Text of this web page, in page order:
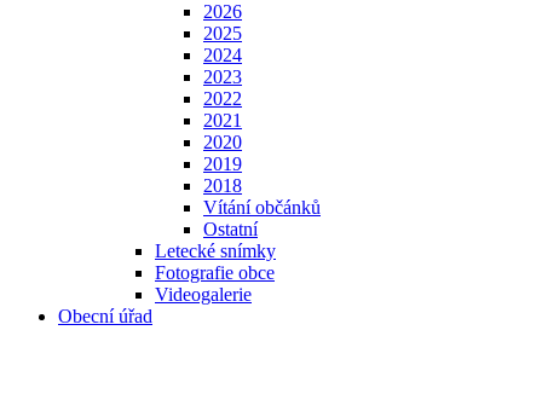
2026
2025
2024
2023
2022
2021
2020
2019
2018
Vítání občánků
Ostatní
Letecké snímky
Fotografie obce
Videogalerie
Obecní úřad